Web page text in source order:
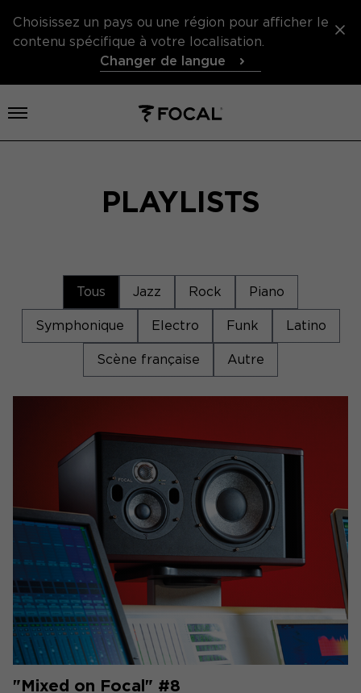
Choisissez un pays ou une région pour afficher le
contenu spécifique à votre localisation.
Changer de langue
Ouvrir le menu
PLAYLISTS
Tous Jazz Rock Piano
Symphonique Electro Funk Latino
Scène française Autre
"Mixed on Focal" #8